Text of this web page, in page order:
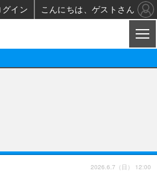
2026.6.7（日） 12:00
グイン こんにちは、ゲストさん